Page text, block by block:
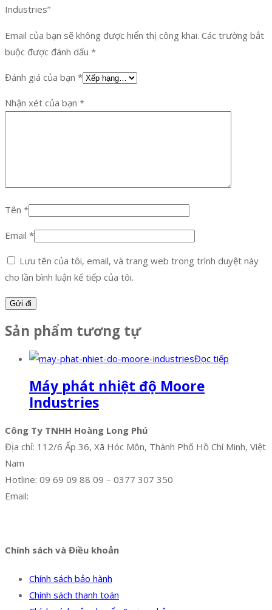
Industries”
Email của bạn sẽ không được hiển thị công khai. Các trường bắt
buộc được đánh dấu *
Đánh giá của bạn *
Nhận xét của bạn *
Tên *
Email *
Lưu tên của tôi, email, và trang web trong trình duyệt này
cho lần bình luận kế tiếp của tôi.
Sản phẩm tương tự
Đọc tiếp
Máy phát nhiệt độ Moore
Industries
Công Ty TNHH Hoàng Long Phú
Địa chỉ: 112/6 Ấp 36, Xã Hóc Môn, Thành Phố Hồ Chí Minh, Việt
Nam
Hotline: 09 69 09 88 09 – 0377 307 350
Email:
Chính sách và Điều khoản
Chính sách bảo hành
Chính sách thanh toán